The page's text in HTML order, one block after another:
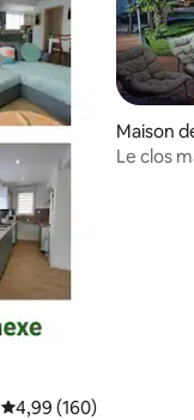
Note moyenne de 4,99
4,99 (160)
Maison
Le clos